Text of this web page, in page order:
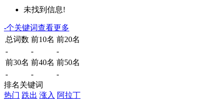
未找到信息!
-个关键词查看更多
总词数 前10名 前20名
-
-
-
前30名 前40名 前50名
-
-
-
排名关键词
热门 跌出 涨入 阿拉丁